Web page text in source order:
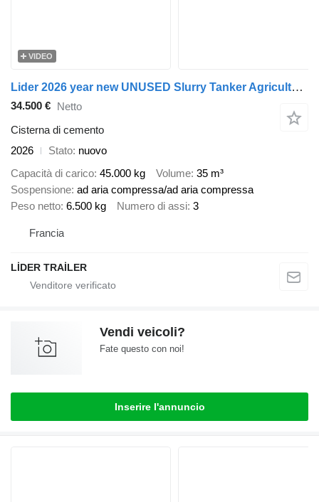
VIDEO
Lider 2026 year new UNUSED Slurry Tanker Agriculture Field Tanker
34.500 € Netto
Cisterna di cemento
2026
Stato nuovo
Capacità di carico 45.000 kg Volume 35 m³
Sospensione ad aria compressa/ad aria compressa
Peso netto 6.500 kg Numero di assi 3
Francia
LİDER TRAİLER
Vendi veicoli?
Fate questo con noi!
Inserire l'annuncio